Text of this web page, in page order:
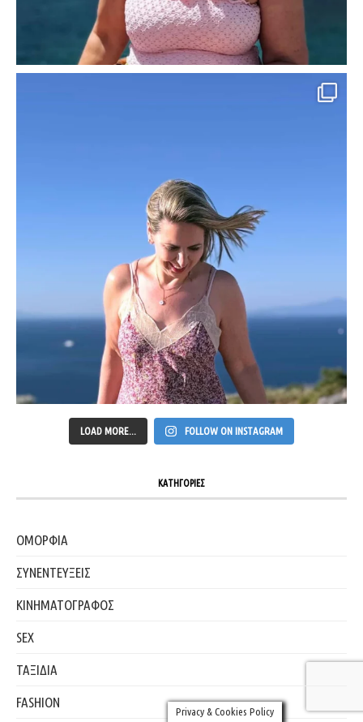
LOAD MORE... FOLLOW ON INSTAGRAM
ΚΑΤΗΓΟΡΙΕΣ
ΟΜΟΡΦΙΑ
ΣΥΝΕΝΤΕΥΞΕΙΣ
ΚΙΝΗΜΑΤΟΓΡΑΦΟΣ
SEX
ΤΑΞΙΔΙΑ
FASHION
Privacy & Cookies Policy